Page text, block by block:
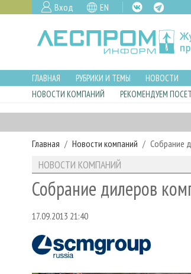
Вход EN
ГЛАВНАЯ РУБРИКИ И ТЕМЫ НОВОСТИ
НОВОСТИ КОМПАНИЙ
РЕКОМЕНДУЕМ
Главная Новости компаний Собрание
НОВОСТИ КОМПАНИЙ
Собрание дилеров
17.09.2013 21:40